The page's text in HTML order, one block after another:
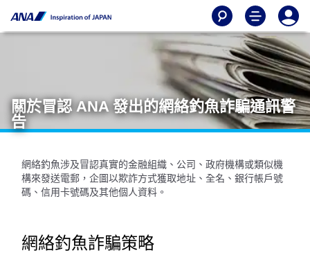
關於冒認 ANA 發出的網絡釣魚詐騙通訊警
告
網絡釣魚涉及冒認真實的金融組織、公司、政府機構或類似機
構來發送電郵，企圖以欺詐方式獲取地址、全名、銀行帳戶號
碼、信用卡號碼及其他個人資料。
網絡釣魚詐騙策略